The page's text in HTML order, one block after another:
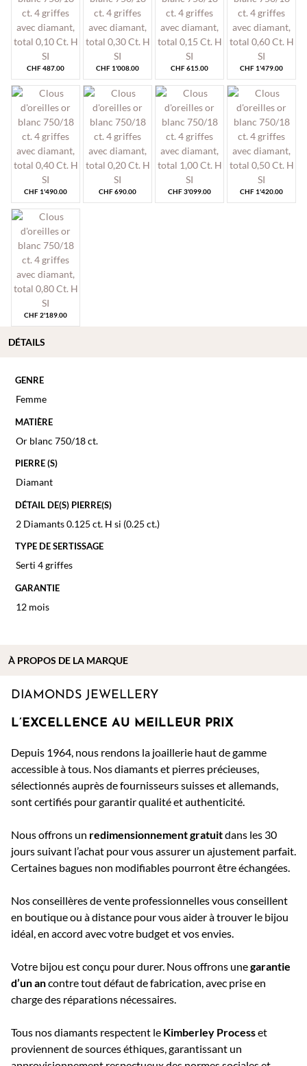
CHF487.00 CHF 1'008.00 CHF615.00 CHF 1'479.00
CHF 1'490.00 CHF690.00 CHF3'099.00 CHF 1'420.00
CHF2'189.00
GENRE
Femme
MATIÈRE
Or blanc 750/18 ct.
PIERRE (S)
Diamant
DÉTAIL DE(S) PIERRE(S)
2 Diamants 0.125 ct. H si (0.25 ct.)
TYPE DE SERTISSAGE
Serti 4 griffes
GARANTIE
12 mois
DIAMONDS JEWELLERY
L’EXCELLENCE AU MEILLEUR PRIX
Depuis 1964, nous rendons la joaillerie haut de gamme
accessible à tous. Nos diamants et pierres précieuses,
sélectionnés auprès de fournisseurs suisses et allemands,
sont certifiés pour garantir qualité et authenticité.
Nous offrons un redimensionnement gratuitdans les 30
jours suivant l’achat pour vous assurer un ajustement parfait.
Certaines bagues non modifiables pourront être échangées.
Nos conseillères de vente professionnelles vous conseillent
en boutique ou à distance pour vous aider à trouver le bijou
idéal, en accord avec votre budget et vos envies.
Votre bijou est conçu pour durer. Nous offrons unegarantie
d’un ancontre tout défaut de fabrication, avec prise en
charge des réparations nécessaires.
Tous nos diamants respectent le Kimberley Processet
proviennent de sources éthiques, garantissant un
DÉTAILS
À PROPOS DE LA MARQUE